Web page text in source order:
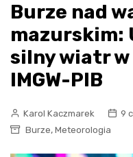
Burze nad
mazurskim:
silny wiatr
IMGW-PIB
Karol Kaczmarek
9
Burze, Meteorologia